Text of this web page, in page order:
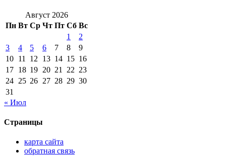
Август 2026
Пн Вт Ср Чт Пт Сб Вс
1
2
3
4 5 6 7 8
9
10 11 12 13 14 15 16
17 18 19 20 21 22 23
24 25 26 27 28 29 30
31
« Июл
Страницы
карта сайта
обратная связь